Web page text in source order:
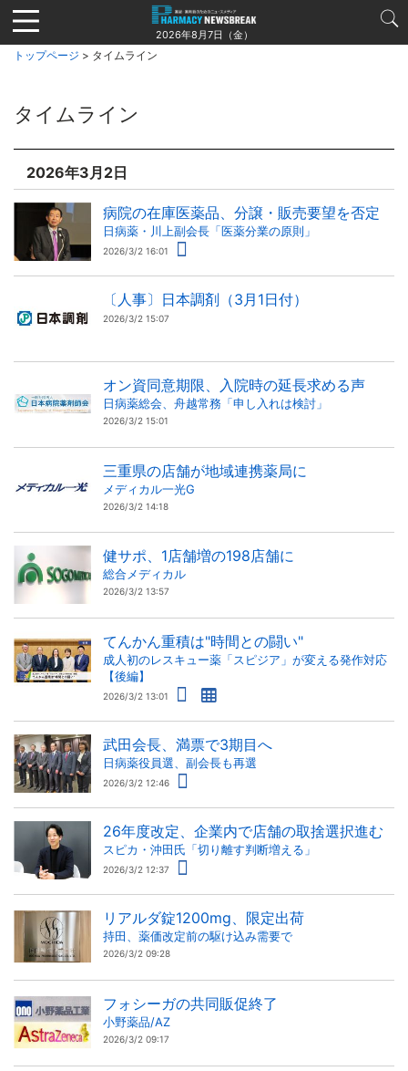
Jump
to
navigation
2026年8月7日（金）
トップページ > タイムライン
タイムライン
2026年3月2日
病院の在庫医薬品、分譲・販売要望を否定
日病薬・川上副会長「医薬分業の原則」
2026/3/2 16:01
〔人事〕日本調剤（3月1日付）
2026/3/2 15:07
オン資同意期限、入院時の延長求める声
日病薬総会、舟越常務「申し入れは検討」
2026/3/2 15:01
三重県の店舗が地域連携薬局に
メディカル一光G
2026/3/2 14:18
健サポ、1店舗増の198店舗に
総合メディカル
2026/3/2 13:57
てんかん重積は"時間との闘い"
成人初のレスキュー薬「スピジア」が変える発作対応
【後編】
2026/3/2 13:01
武田会長、満票で3期目へ
日病薬役員選、副会長も再選
2026/3/2 12:46
26年度改定、企業内で店舗の取捨選択進む
スピカ・沖田氏「切り離す判断増える」
2026/3/2 12:37
リアルダ錠1200mg、限定出荷
持田、薬価改定前の駆け込み需要で
2026/3/2 09:28
フォシーガの共同販促終了
小野薬品/AZ
2026/3/2 09:17